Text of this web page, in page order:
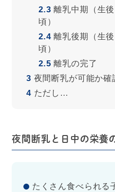
2.3 離乳中期（生
頃）
2.4離乳後期（生後
頃）
2.5 離乳の完了
3 夜間断乳が可能か確
4ただし…
夜間断乳と日中の栄養
たくさん食べられる